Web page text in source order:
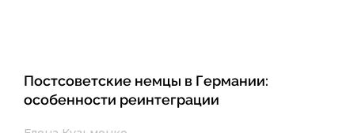
Постсоветские немцы в Германии:
особенности реинтеграции